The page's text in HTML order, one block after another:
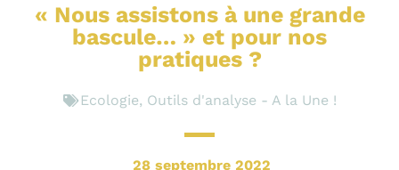
« Nous assistons à une grande
bascule… » et pour nos
pratiques ?
Ecologie, Outils d'analyse - A la Une !
28 septembre 2022